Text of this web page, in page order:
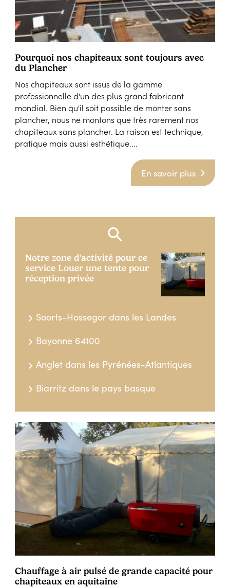
Pourquoi nos chapiteaux sont toujours avec
du Plancher
Nos chapiteaux sont issus de la gamme
professionnelle d'un des plus grand fabricant
mondial. Bien qu'il soit possible de monter sans
plancher, nous ne montons que très rarement nos
chapiteaux sans plancher. La raison est technique,
pratique mais aussi esthétique....
En savoir plus
Notre zone d'activité pour ce
service Louer une tente pour
réception privée
Soorts-Hossegor dans les Landes
Bayonne 64100
Anglet dans les Pyrénées-Atlantiques
Biarritz dans le pays basque
Chauffage à air pulsé de grande capacité pour
chapiteaux en aquitaine